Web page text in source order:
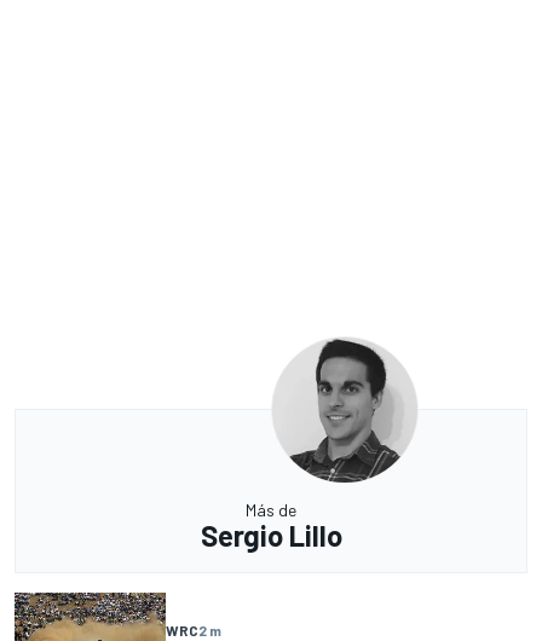
Más de
Sergio Lillo
WRC2 m